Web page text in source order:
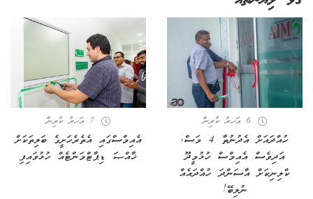
6 އަހރު ކުރިން
ހުއްދައަށް އެދުނުތާ 4 މަސް,
އަދިވެސް އެއިމްސް ހުޅުމީދޫ
ކްލިނިކަށް އާސަންދަ ހުއްދައެއް
ނުލިބޭ!
7 އަހރު ކުރިން
އެއިމްސްގައި އެތެރެހަށީގެ ބަލިތަކަށް
ޚާއްޞަ ޑިޕާޓްމަންޓެއް ހުޅުވައިފި